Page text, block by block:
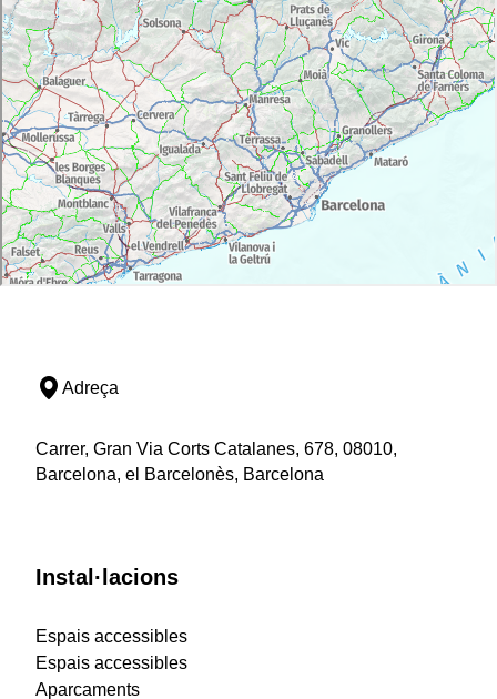
Adreça
Carrer, Gran Via Corts Catalanes, 678, 08010,
Barcelona, el Barcelonès, Barcelona
Instal·lacions
Espais accessibles
Espais accessibles
Aparcaments